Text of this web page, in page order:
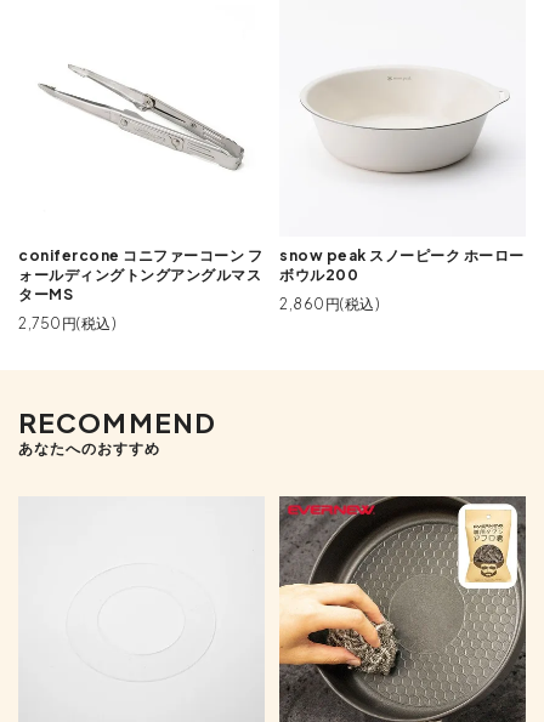
conifercone コニファーコーン フ
ォールディングトングアングルマス
ターMS
2,750円(税込)
snow peak スノーピーク ホーロー
ボウル200
2,860円(税込)
RECOMMEND
あなたへのおすすめ